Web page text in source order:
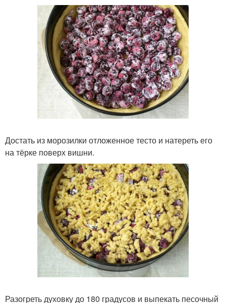
Достать из морозилки отложенное тесто и натереть его
на тёрке поверх вишни.
Разогреть духовку до 180 градусов и выпекать песочный